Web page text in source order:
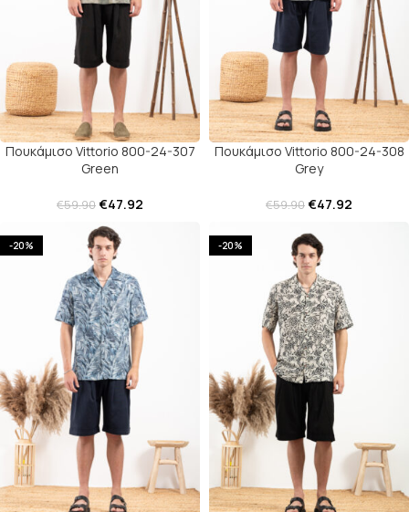
Πουκάμισο Vittorio 800-24-307
Green
€59.90€47.92
Πουκάμισο Vittorio 800-24-308
Grey
€59.90€47.92
-20% -20%